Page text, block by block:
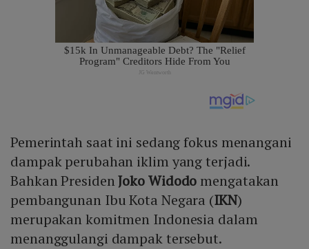
Pemerintah saat ini sedang fokus menangani
dampak perubahan iklim yang terjadi.
Bahkan PresidenJoko Widodo mengatakan
pembangunan Ibu Kota Negara (IKN)
merupakan komitmen Indonesia dalam
menanggulangi dampak tersebut.